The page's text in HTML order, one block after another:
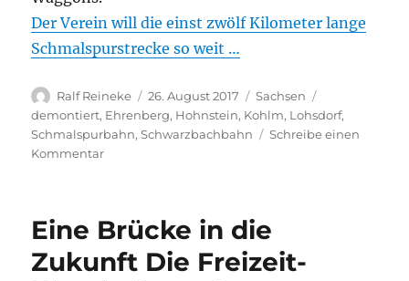
Der Verein will die einst zwölf Kilometer lange
Schmalspurstrecke so weit …
Autor
Ralf Reineke
Veröffentlicht
am
26. August 2017 Kategorien
Sachsen
demontiert, Ehrenberg, Hohnstein, Kohlm, Lohsdorf,
Schmalspurbahn,Schwarzbachbahn
Schreibe einen
Kommentarzu
Die
Sächsische
Schweiz
Eine Brücke in die
Zukunft Die Freizeit-